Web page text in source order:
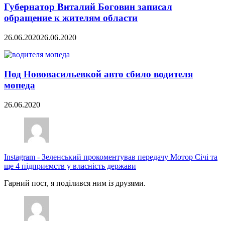
Губернатор Виталий Боговин записал
обращение к жителям области
26.06.202026.06.2020
Под Нововасильевкой авто сбило водителя
мопеда
26.06.2020
Instagram - Зеленський прокоментував передачу Мотор Січі та
ще 4 підприємств у власність держави
Гарний пост, я поділився ним із друзями.